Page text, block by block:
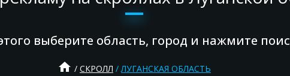
выберите область, город и нажмите
home СКРОЛЛ ЛУГАНСКАЯ ОБЛАСТЬ